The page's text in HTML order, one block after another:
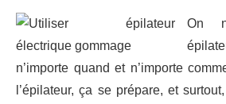
On
n’importe quand et n’importe
l’épilateur, ça se prépare, et